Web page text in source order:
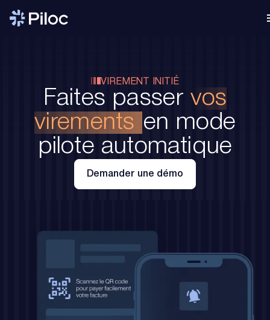
VIREMENT INITIÉ
Faites passer vos
virements en mode
pilote automatique
Demander une démo